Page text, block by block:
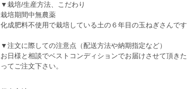
▼栽培/生産方法、こだわり
栽培期間中無農薬
化成肥料不使用で栽培している土の６年目の玉ねぎさんです
▼注文に際しての注意点（配送方法や納期指定など）
お日様と相談でベストコンディションでお届けさせて頂き
ってご注文下さい。